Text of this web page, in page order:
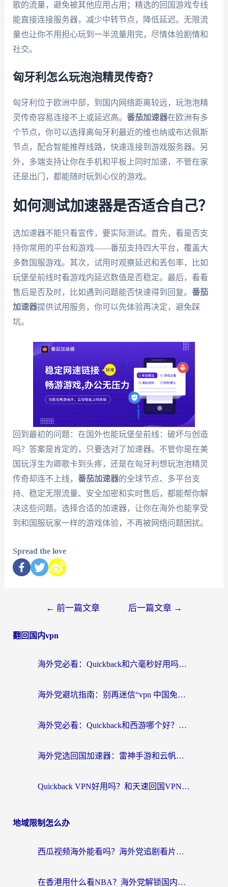
歌的流量，避免被其他应用占用；精选的回国游戏专线
能直接连接服务器，减少中转节点，降低延迟。无限流
量也让你不用担心玩到一半流量用完，尽情体验剧情和
社交。
匈牙利怎么玩泡泡精灵传奇？
匈牙利位于欧洲中部，到国内网络距离较远，玩泡泡精
灵传奇容易连接不上或延迟高。 番茄加速器在欧洲有多
个节点，你可以选择离匈牙利最近的维也纳或布达佩斯
节点，配合智能推荐线路，快速连接到游戏服务器。另
外，多端支持让你在手机和平板上同时加速，不管在家
还是出门，都能随时玩到心仪的游戏。
如何测试加速器是否适合自己？
选加速器不能只看宣传，要实际测试。首先，看是否支
持你常用的平台和游戏——番茄支持四大平台，覆盖大
多数国服游戏。其次，试用时观察延迟和丢包率，比如
玩堡垒前线时看游戏内延迟数值是否稳定。最后，看看
售后是否及时，比如遇到问题能否快速得到回复。 番茄
加速器提供试用服务，你可以先体验再决定，避免踩
坑。
回到最初的问题：在国外也能玩堡垒前线：破坏与创造
吗？答案是肯定的，只要选对了加速器。不管你是在美
国玩浮生为卿歌卡到头疼，还是在匈牙利想玩泡泡精灵
传奇却连不上线， 番茄加速器的全球节点、多平台支
持、稳定无限流量、安全加密和实时售后，都能帮你解
决这些问题。选择合适的加速器，让你在海外也能享受
到和国服玩家一样的游戏体验，不再被网络问题困扰。
Spread the love
← 前一篇文章 后一篇文章 →
翻回国内vpn
海外党必看：Quickback和六毫秒好用吗？3步选对回国加速器，无缝刷国内剧玩游戏
海外党避坑指南：别再迷信“vpn 中国免费”，选对回国加速器才能无缝刷国内资源
海外党必看：Quickback和西游哪个好？3个维度教你选对回国加速器
海外党选回国加速器：雷神手游和云帆哪个好？附3组对比+避坑指南
Quickback VPN好用吗？和天速回国VPN对比哪个回国效果更好？海外党必看的真实体验指南
地域限制怎么办
西瓜视频海外能看吗？海外党追剧看片的终极解决方案来了
在香港用什么看NBA？海外党解锁国内体育直播的终极攻略